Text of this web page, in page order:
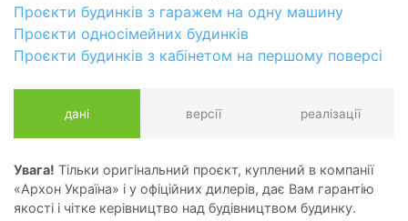
Проєкти будинків з гаражем на одну машину
Проєкти односімейних будинків
Проєкти будинків з кабінетом на першому поверсі
дані версії реалізації
Увага! Тільки оригінальний проєкт, куплений в компанії
«Архон Україна» і у офіційних дилерів, дає Вам гарантію
якості і чітке керівництво над будівництвом будинку.